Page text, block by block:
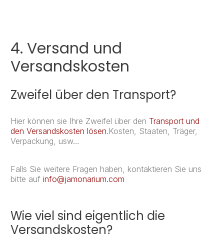
4. Versand und
Versandskosten
Zweifel über den Transport?
Hier können sie Ihre Zweifel über den Transport und
den Versandskosten lösen.Kosten, Staaten, Träger,
Verpackung, usw…
Falls Sie weitere Fragen haben, kontaktieren Sie uns
bitte auf info@jamonarium.com
Wie viel sind eigentlich die
Versandskosten?